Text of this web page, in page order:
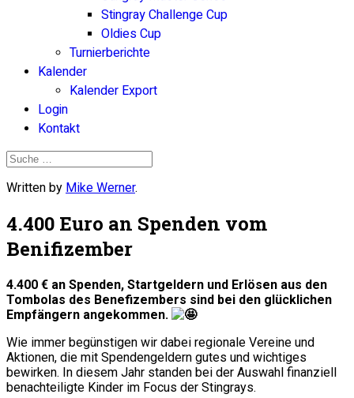
Stingray Challenge Cup
Oldies Cup
Turnierberichte
Kalender
Kalender Export
Login
Kontakt
Written by Mike Werner.
4.400 Euro an Spenden vom
Benifizember
4.400 € an Spenden, Startgeldern und Erlösen aus den
Tombolas des Benefizembers sind bei den glücklichen
Empfängern angekommen.
Wie immer begünstigen wir dabei regionale Vereine und
Aktionen, die mit Spendengeldern gutes und wichtiges
bewirken. In diesem Jahr standen bei der Auswahl finanziell
benachteiligte Kinder im Focus der Stingrays.